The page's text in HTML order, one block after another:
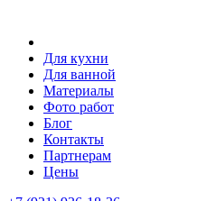
Для кухни
Для ванной
Материалы
Фото работ
Блог
Контакты
Партнерам
Цены